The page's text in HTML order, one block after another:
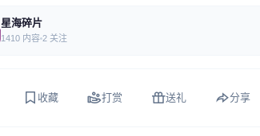
星海碎片
1410 内容 2 关注
收藏 打赏 送礼 分享